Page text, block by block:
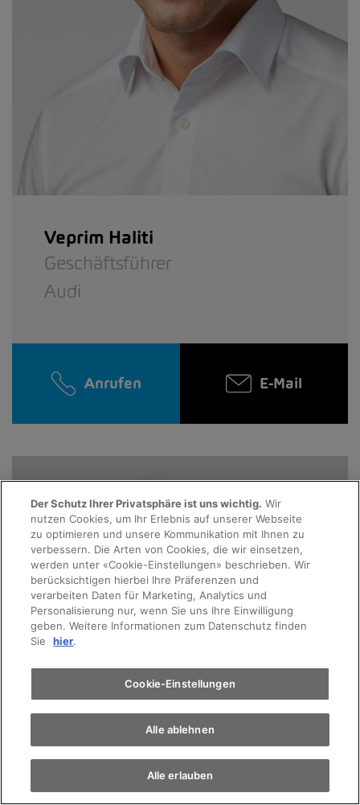
Veprim Haliti
Geschäftsführer
Audi
Anrufen E-Mail
Der Schutz Ihrer Privatsphäre ist uns wichtig. Wir
nutzen Cookies, um Ihr Erlebnis auf unserer Webseite
zu optimieren und unsere Kommunikation mit Ihnen zu
verbessern. Die Arten von Cookies, die wir einsetzen,
werden unter «Cookie-Einstellungen» beschrieben. Wir
berücksichtigen hierbei Ihre Präferenzen und
verarbeiten Daten für Marketing, Analytics und
Personalisierung nur, wenn Sie uns Ihre Einwilligung
geben. Weitere Informationen zum Datenschutz finden
Sie
hier.
Cookie-Einstellungen
Alle ablehnen
Alle erlauben